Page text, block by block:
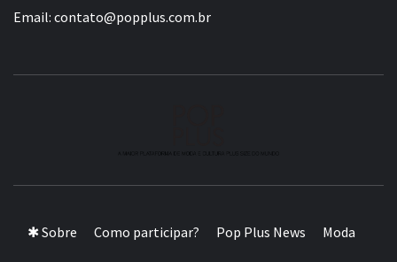
Email: contato@popplus.com.br
✱ Sobre Como participar? Pop Plus News Moda